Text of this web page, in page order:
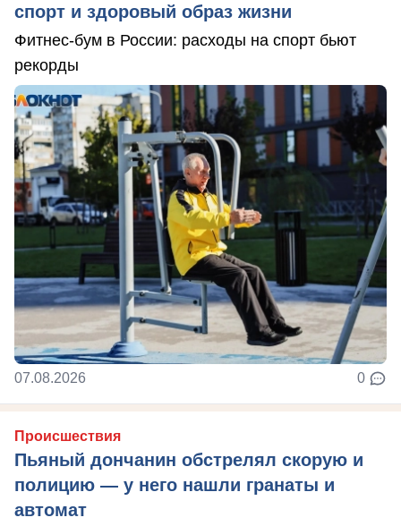
спорт и здоровый образ жизни
Фитнес-бум в России: расходы на спорт бьют
рекорды
07.08.2026 0
Происшествия
Пьяный дончанин обстрелял скорую и
полицию — у него нашли гранаты и
автомат